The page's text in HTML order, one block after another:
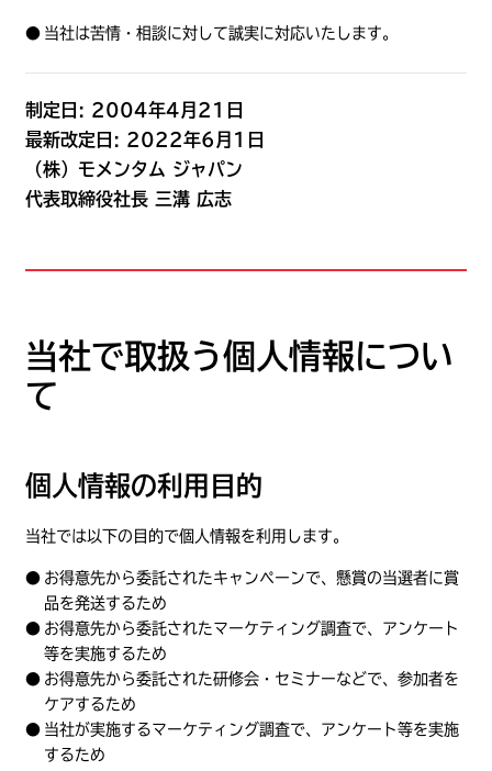
当社は苦情・相談に対して誠実に対応いたします。
制定日: 2004年4月21日
最新改定日: 2022年6月1日
（株）モメンタム ジャパン
代表取締役社長 三溝 広志
当社で取扱う個人情報につい
て
個人情報の利用目的
当社では以下の目的で個人情報を利用します。
お得意先から委託されたキャンペーンで、懸賞の当選者に賞
品を発送するため
お得意先から委託されたマーケティング調査で、アンケート
等を実施するため
お得意先から委託された研修会・セミナーなどで、参加者を
ケアするため
当社が実施するマーケティング調査で、アンケート等を実施
するため